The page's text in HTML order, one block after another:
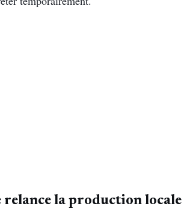
la production locale